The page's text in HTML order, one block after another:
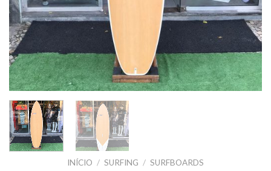
INÍCIO / SURFING / SURFBOARDS